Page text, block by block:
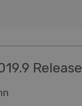
Release